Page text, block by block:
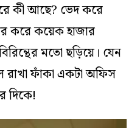
কী আছে? ভেদ করে
করে কয়েক হাজার
মতো ছড়িয়ে। যেন
ফাঁকা একটা অফিস
দিকে!